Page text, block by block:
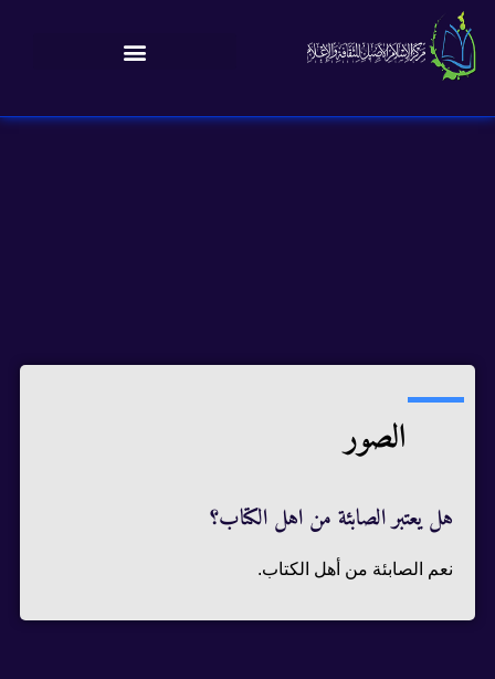
الصور
هل يعتبر الصابئة من اهل الكتاب؟
نعم الصابئة من أهل الکتاب.